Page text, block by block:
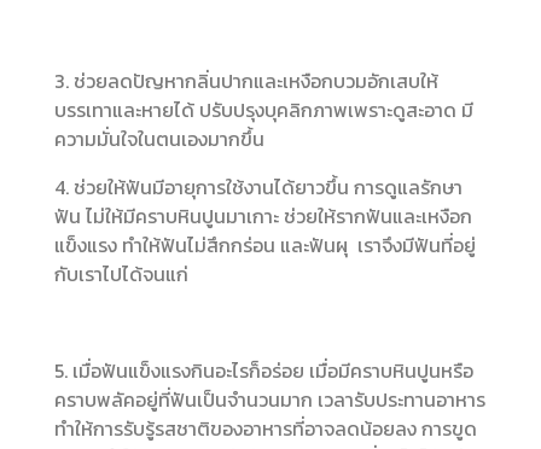
3. ช่วยลดปัญหากลิ่นปากและเหงือกบวมอักเสบให้
บรรเทาและหายได้ ปรับปรุงบุคลิกภาพเพราะดูสะอาด มี
ความมั่นใจในตนเองมากขึ้น
4. ช่วยให้ฟันมีอายุการใช้งานได้ยาวขึ้น การดูแลรักษา
ฟัน ไม่ให้มีคราบหินปูนมาเกาะ ช่วยให้รากฟันและเหงือก
แข็งแรง ทำให้ฟันไม่สึกกร่อน และฟันผุ เราจึงมีฟันที่อยู่
กับเราไปได้จนแก่
5. เมื่อฟันแข็งแรงกินอะไรก็อร่อย เมื่อมีคราบหินปูนหรือ
คราบพลัคอยู่ที่ฟันเป็นจำนวนมาก เวลารับประทานอาหาร
ทำให้การรับรู้รสชาติของอาหารที่อาจลดน้อยลง การขูด